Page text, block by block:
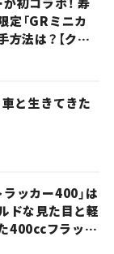
定「GRミニカ
方法は？【クル
車と生きてきた
ラッカー400」は
ドな見た目と軽
400ccフラット
ー】